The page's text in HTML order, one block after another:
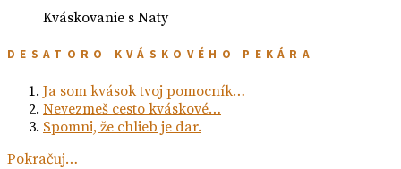
Kváskovanie s Naty
DESATORO KVÁSKOVÉHO PEKÁRA
Ja som kvások tvoj pomocník…
Nevezmeš cesto kváskové…
Spomni, že chlieb je dar.
Pokračuj…